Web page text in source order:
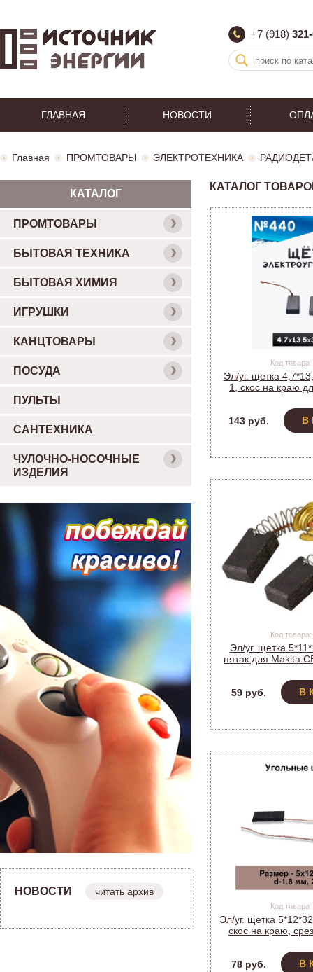
+7 (918)
ГЛАВНАЯ НОВОСТИ
Главная ПРОМТОВАРЫ ЭЛЕКТРОТЕХНИКА
КАТАЛОГ
Код
Эл/уг. щетка
1, скос на краю
143 руб.
В
Код
Эл/уг. щетка
пятак для Makita
59 руб.
В
Код
Эл/уг. щетка
скос на краю,
78 руб.
В
КАТАЛОГ
ПРОМТОВАРЫ
БЫТОВАЯ ТЕХНИКА
БЫТОВАЯ ХИМИЯ
ИГРУШКИ
КАНЦТОВАРЫ
ПОСУДА
ПУЛЬТЫ
САНТЕХНИКА
ЧУЛОЧНО-НОСОЧНЫЕ
ИЗДЕЛИЯ
НОВОСТИ читать архив